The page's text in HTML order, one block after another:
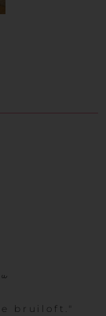
bruiloft."